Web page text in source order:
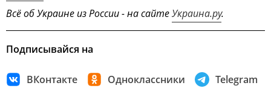
Всё об Украине из России - на сайтеУкраина.ру.
Подписывайся на
ВКонтакте Одноклассники Telegram